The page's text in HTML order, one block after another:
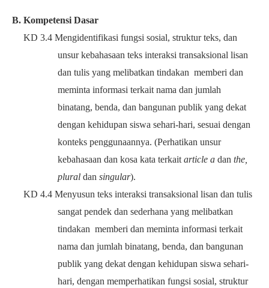
B. Kompetensi Dasar
KD 3.4 Mengidentifikasi fungsi sosial, struktur teks, dan
unsur kebahasaan teks interaksi transaksional lisan
dan tulis yang melibatkan tindakan memberi dan
meminta informasi terkait nama dan jumlah
binatang, benda, dan bangunan publik yang dekat
dengan kehidupan siswa sehari-hari, sesuai dengan
konteks penggunaannya. (Perhatikan unsur
kebahasaan dan kosa kata terkait article adan the,
pluraldan singular).
KD 4.4 Menyusun teks interaksi transaksional lisan dan tulis
sangat pendek dan sederhana yang melibatkan
tindakan memberi dan meminta informasi terkait
nama dan jumlah binatang, benda, dan bangunan
publik yang dekat dengan kehidupan siswa sehari-
hari, dengan memperhatikan fungsi sosial, struktur